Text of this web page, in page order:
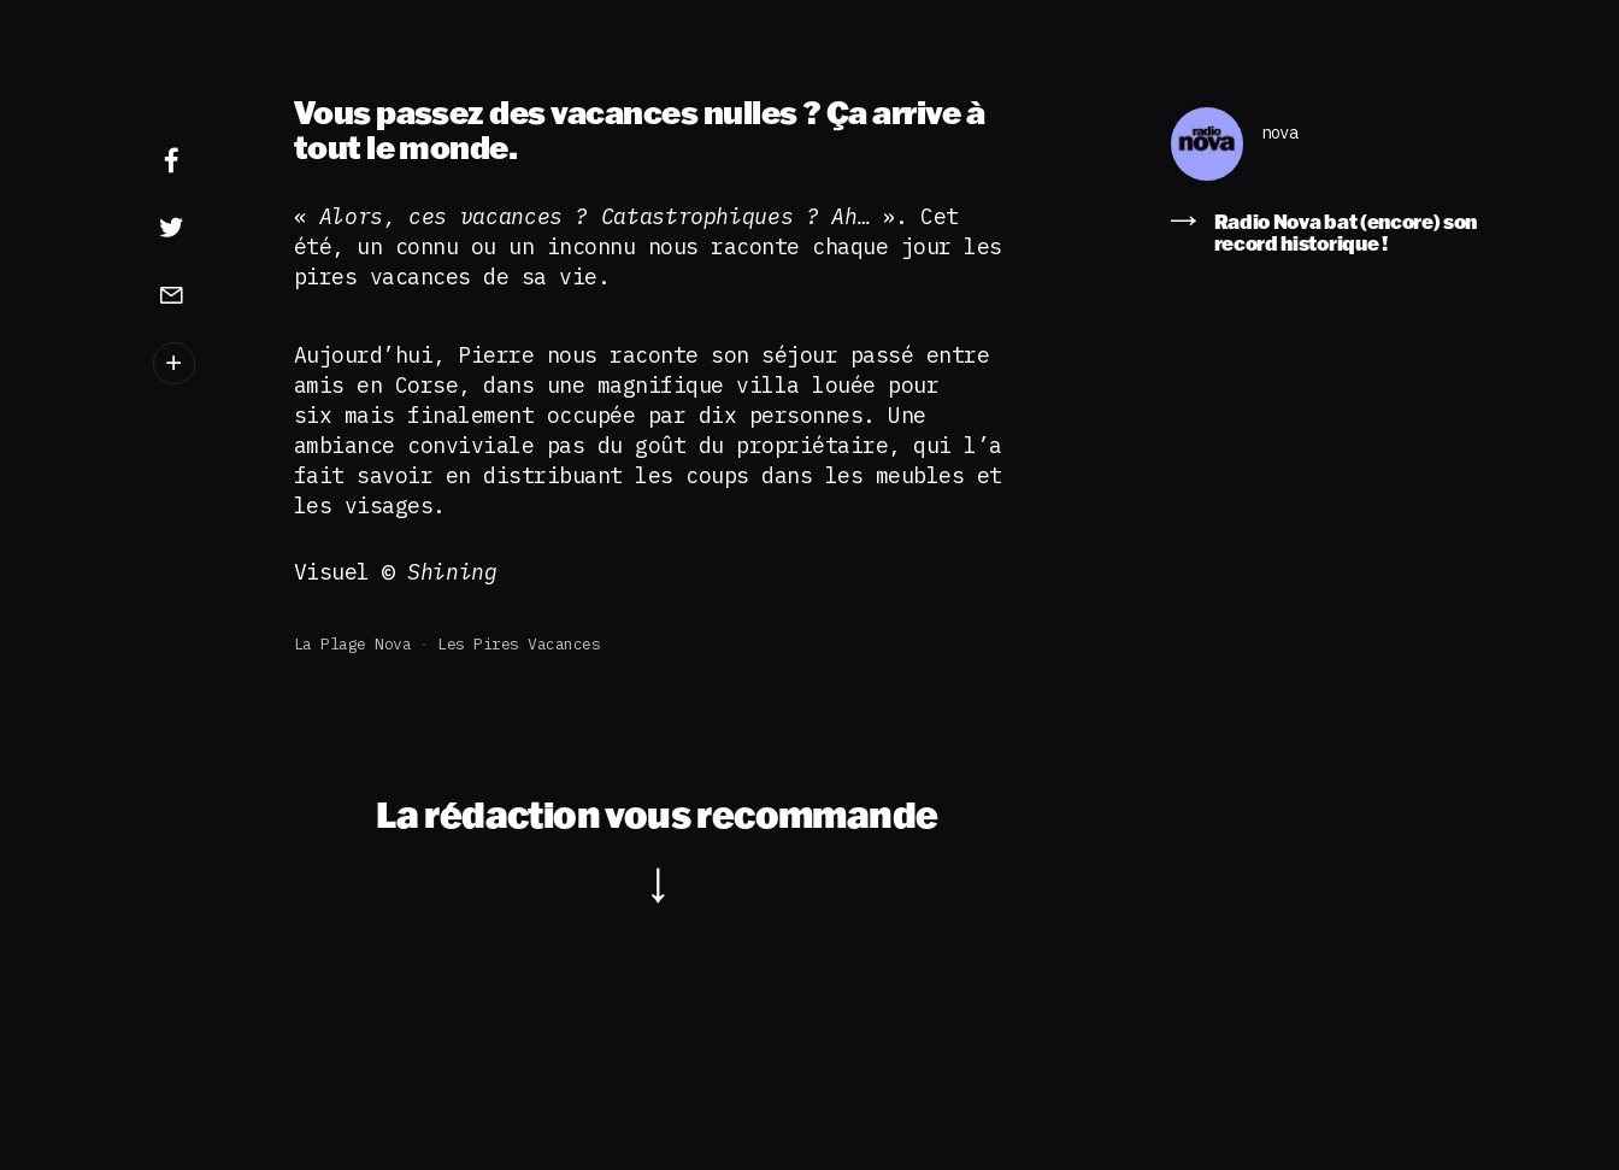
Vous passez des vacances nulles ? Ça arrive à
tout le monde.
« Alors, ces vacances ? Catastrophiques ? Ah… ». Cet
été, un connu ou un inconnu nous raconte chaque jour les
pires vacances de sa vie.
Aujourd’hui, Pierre nous raconte son séjour passé entre
amis en Corse, dans une magnifique villa louée pour
six mais finalement occupée par dix personnes. Une
ambiance conviviale pas du goût du propriétaire, qui l’a
fait savoir en distribuant les coups dans les meubles et
les visages.
Visuel ©Shining
La Plage Nova Les Pires Vacances
La rédaction vous recommande
nova
Radio Nova bat (encore) son
record historique !